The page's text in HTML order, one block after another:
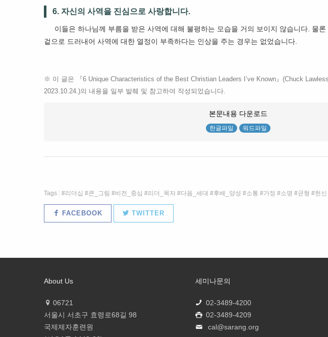
6. 자신의 사역을 진심으로 사랑합니다.
이들은 하나님께 부름을 받은 사역에 대해 불평하는 모습을 거의 보이지 않습니다. 물
겉으로 드러내어 사역에 대한 열정이 부족하다는 인상을 주는 경우는 없었습니다.
※ 이 글은 『6 Unique Characteristics of the Best Christian Leaders I’ve Known』(Chuck
2023.10.24.)의 내용을 일부 발췌 및 참고하여 작성되었습니다.
본문내용 다운로드
한글파일 워드파일
Tags : 리더십 큰_그림 비전_중심 리더_목자 다음_세대 후배_양성 소통 가정 소명 균형 헌신
FACEBOOK TWITTER
About Us
06721
서울시 서초구 효령로68길 98
국제제자훈련원
세미나문의
02-3489-4200
02-3489-4209
cal@sarang.org